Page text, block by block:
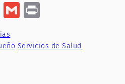
Telegram
Gmail
Servicios de Salud